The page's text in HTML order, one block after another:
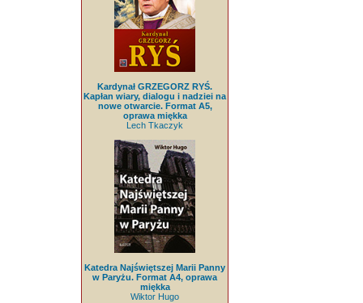
Kardynał GRZEGORZ RYŚ.
Kapłan wiary, dialogu i nadziei na
nowe otwarcie. Format A5,
oprawa miękka
Lech Tkaczyk
Katedra Najświętszej Marii Panny
w Paryżu. Format A4, oprawa
miękka
Wiktor Hugo